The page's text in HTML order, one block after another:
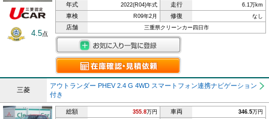
4.5点
年式 2022(R04)年式 走行 6.1万km
車検 R09年2月 修復 なし
店舗 三重県クリーンカー四日市
三菱
アウトランダー PHEV 2.4 G 4WD スマートフォン連携ナビゲーション
付き
総額 355.8万円 車両 346.5万円